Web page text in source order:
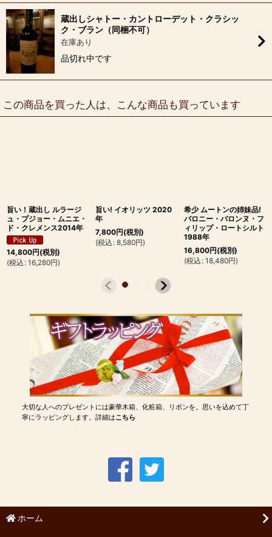
蔵出しシャトー・カントローデット・クラシッ
ク・ブラン（同梱不可）
在庫あり
品切れ中です
この商品を買った人は、こんな商品も買っています
旨い！蔵出し ルラージ
ュ・プジョー・ムニエ・
ド・クレメンス2014年
14,800円(税別)
(税込 : 16,280円)
旨い! イオリッツ 2020
年
7,800円(税別)
(税込 : 8,580円)
希少 ムートンの姉妹品!
バロニー・バロンヌ・フ
ィリップ・ロートシルト
1988年
16,800円(税別)
(税込 : 18,480円)
大切な人へのプレゼントには豪華木箱、化粧箱、リボンを。思いを込めて丁
寧にラッピングします。詳細はこちら
ホーム